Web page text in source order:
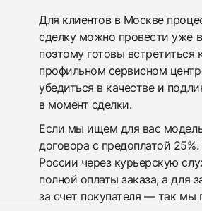
Для клиентов в Москве
сделку можно провести уже
поэтому готовы
профильном сервисном
убедиться в качестве и
в момент сделки.
Если мы ищем для вас модель
договора с предоплатой
России через курьерскую
полной оплаты заказа, а для
за счет покупателя — так мы